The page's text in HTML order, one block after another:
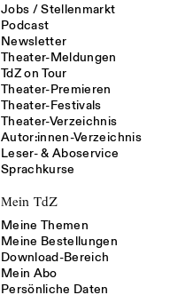
Jobs / Stellenmarkt
Podcast
Newsletter
Theater-Meldungen
TdZ on Tour
Theater-Premieren
Theater-Festivals
Theater-Verzeichnis
Autor:innen-Verzeichnis
Leser- & Aboservice
Sprachkurse
Mein TdZ
Meine Themen
Meine Bestellungen
Download-Bereich
Mein Abo
Persönliche Daten